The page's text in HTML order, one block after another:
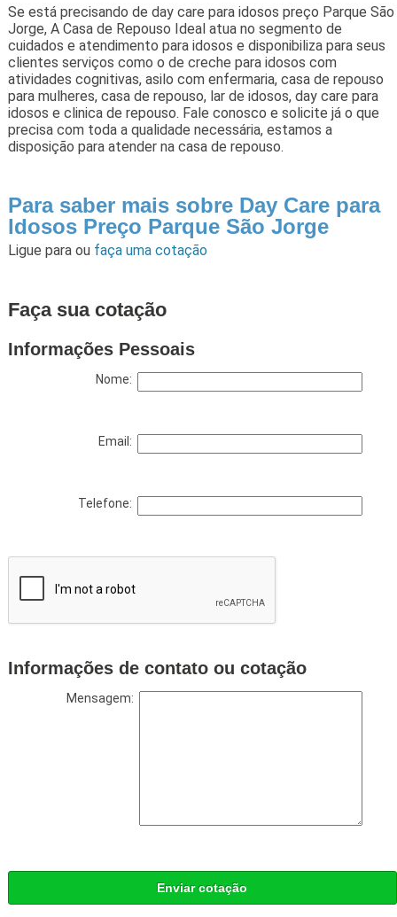
Se está precisando de day care para idosos preço Parque São
Jorge, A Casa de Repouso Ideal atua no segmento de
cuidados e atendimento para idosos e disponibiliza para seus
clientes serviços como o de creche para idosos com
atividades cognitivas, asilo com enfermaria, casa de repouso
para mulheres, casa de repouso, lar de idosos, day care para
idosos e clinica de repouso. Fale conosco e solicite já o que
precisa com toda a qualidade necessária, estamos a
disposição para atender na casa de repouso.
Para saber mais sobre Day Care para
Idosos Preço Parque São Jorge
Ligue para ou faça uma cotação
Faça sua cotação
Informações Pessoais
Nome:
Email:
Telefone:
Informações de contato ou cotação
Mensagem:
Enviar cotação